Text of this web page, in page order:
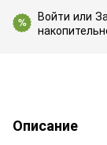
% Войти или
Описание